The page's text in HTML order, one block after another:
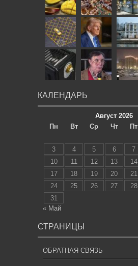
КАЛЕНДАРЬ
Август 2026
Пн
Вт Ср Чт Пт
3
4 5 6 7
10
11 12 13 14
17
18 19 20 21
24
25 26 27 28
31
« Май
СТРАНИЦЫ
ОБРАТНАЯ СВЯЗЬ